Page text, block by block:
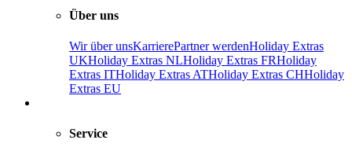
Über uns
Wir über unsKarrierePartner werdenHoliday Extras
UKHoliday Extras NLHoliday Extras FRHoliday
Extras ITHoliday Extras ATHoliday Extras CHHoliday
Extras EU
Service